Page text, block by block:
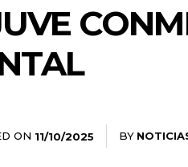
ON 11/10/2025 BY